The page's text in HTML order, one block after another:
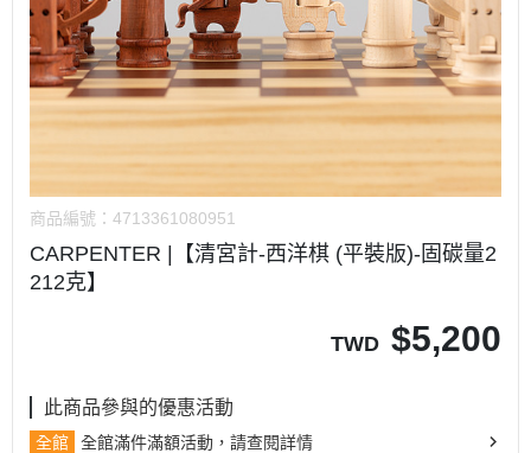
商品編號： 4713361080951
CARPENTER |【清宮計-西洋棋 (平裝版)-固碳量2
212克】
TWD $5,200
此商品參與的優惠活動
全館 全館滿件滿額活動，請查閱詳情